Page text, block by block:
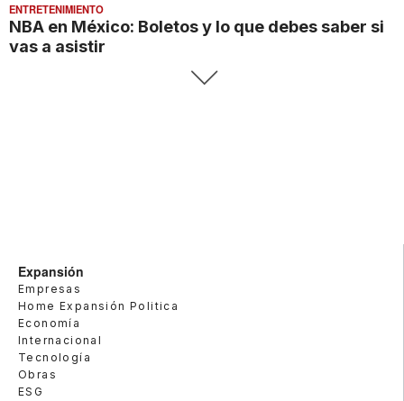
ENTRETENIMIENTO
NBA en México: Boletos y lo que debes saber si
vas a asistir
Expansión
Empresas
Home Expansión Politica
Economía
Internacional
Tecnología
Obras
ESG